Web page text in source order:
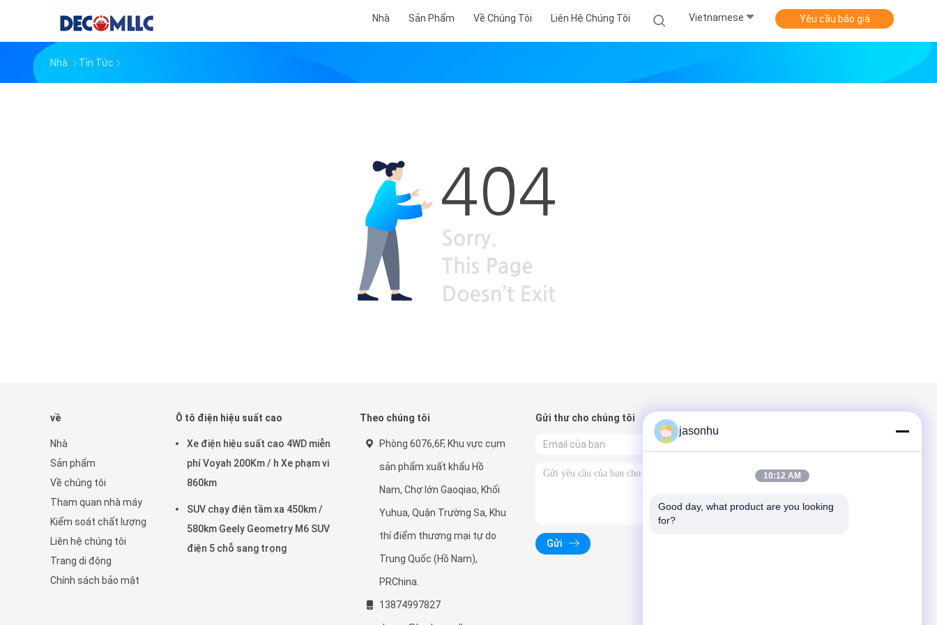
Nhà Sản Phẩm Về Chúng Tôi Liên Hệ Chúng Tôi Vietnamese Yêu cầu báo giá
Nhà Tin Tức
về
Nhà
Sản phẩm
Về chúng tôi
Tham quan nhà máy
Kiểm soát chất lượng
Liên hệ chúng tôi
Trang di động
Chính sách bảo mật
Ô tô điện hiệu suất cao
Xe điện hiệu suất cao 4WD miễn
phí Voyah 200Km / h Xe phạm vi
860km
SUV chạy điện tầm xa 450km /
580km Geely Geometry M6 SUV
điện 5 chỗ sang trọng
Theo chúng tôi
Phòng 6076,6F, Khu vực cụm
sản phẩm xuất khẩu Hồ
Nam, Chợ lớn Gaoqiao, Khối
Yuhua, Quận Trường Sa, Khu
thí điểm thương mại tự do
Trung Quốc (Hồ Nam),
PRChina.
13874997827
Gửi thư cho chúng tôi
Gửi
jasonhu
10:12 AM
Good day, what product are you looking
for?